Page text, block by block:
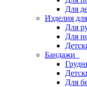
Для
Изделия
Для
Для
Бандажи
Для